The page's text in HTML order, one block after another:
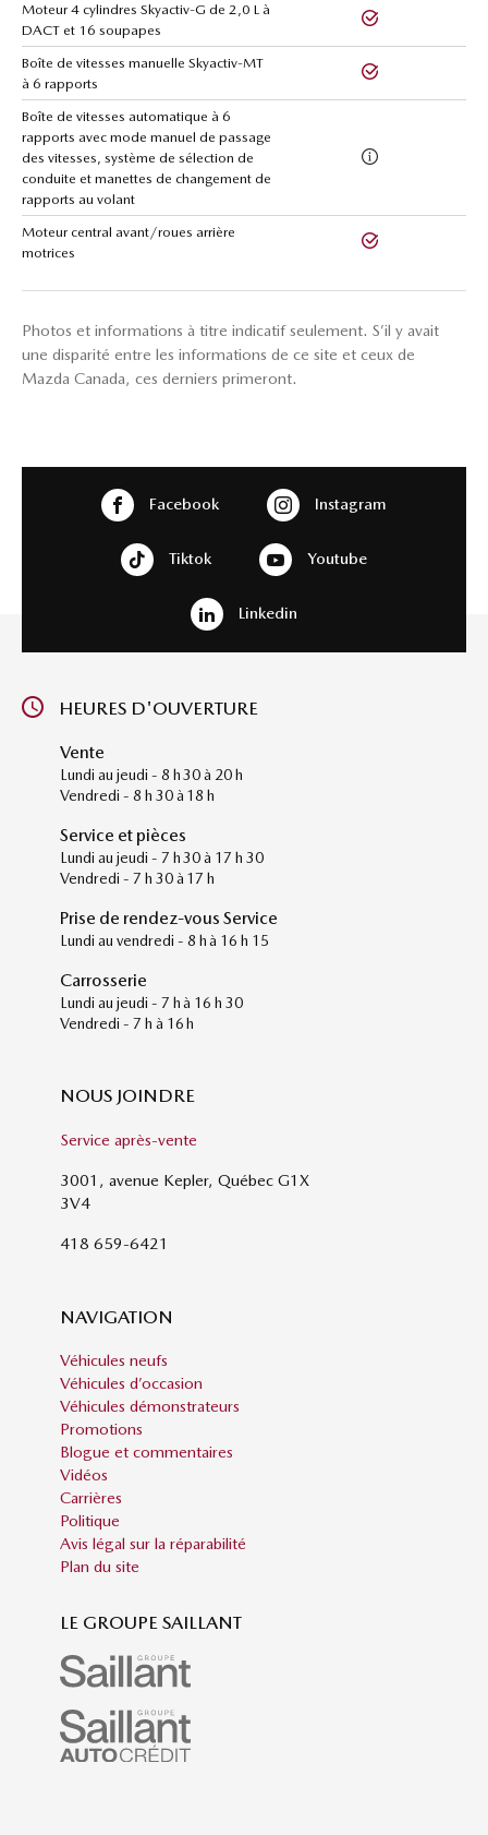
Moteur 4 cylindres Skyactiv-G de 2,0 L à
DACT et 16 soupapes
Boîte de vitesses manuelle Skyactiv-MT
à 6 rapports
Boîte de vitesses automatique à 6
rapports avec mode manuel de passage
des vitesses, système de sélection de
conduite et manettes de changement de
rapports au volant
Moteur central avant/roues arrière
motrices
Photos et informations à titre indicatif seulement. S’il y avait
une disparité entre les informations de ce site et ceux de
Mazda Canada, ces derniers primeront.
Facebook Instagram
Tiktok Youtube
Linkedin
HEURES D'OUVERTURE
Vente
Lundi au jeudi - 8 h 30 à 20 h
Vendredi - 8 h 30 à 18 h
Service et pièces
Lundi au jeudi - 7 h 30 à 17 h 30
Vendredi - 7 h 30 à 17 h
Prise de rendez-vous Service
Lundi au vendredi - 8 h à 16 h 15
Carrosserie
Lundi au jeudi - 7 h à 16 h 30
Vendredi - 7 h à 16 h
NOUS JOINDRE
Service après-vente
3001, avenue Kepler, Québec G1X
3V4
418 659-6421
NAVIGATION
Véhicules neufs
Véhicules d’occasion
Véhicules démonstrateurs
Promotions
Blogue et commentaires
Vidéos
Carrières
Politique
Avis légal sur la réparabilité
Plan du site
LE GROUPE SAILLANT